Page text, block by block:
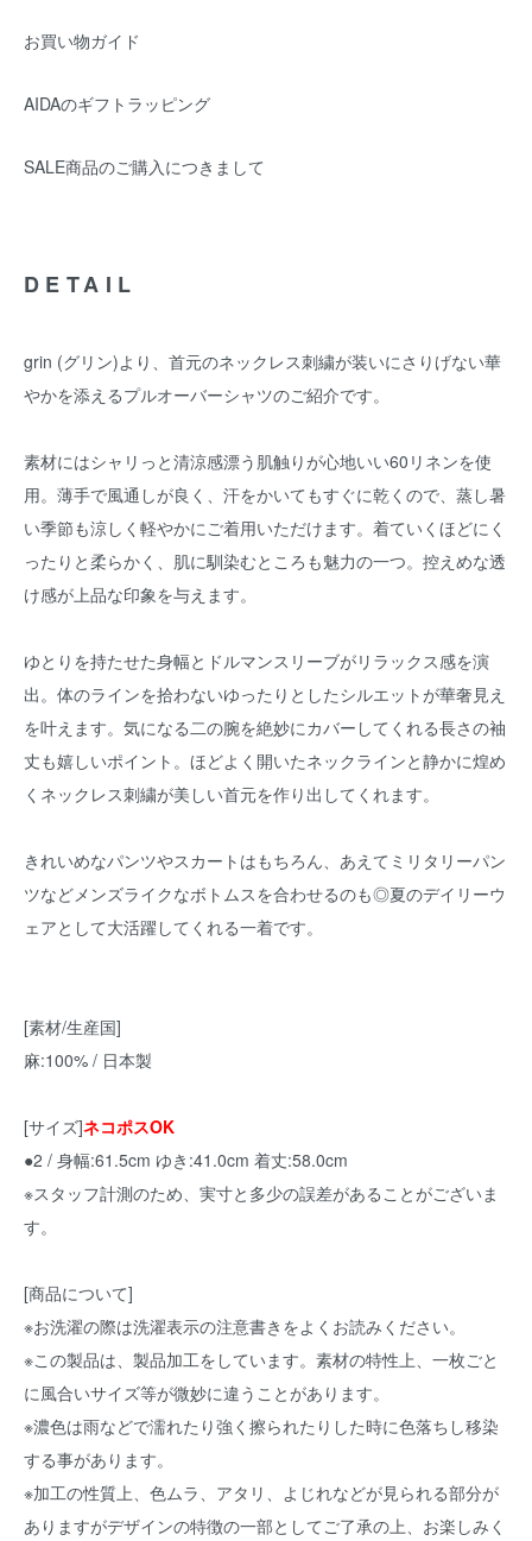
お買い物ガイド
AIDAのギフトラッピング
SALE商品のご購入につきまして
DETAIL
grin (グリン)より、首元のネックレス刺繍が装いにさりげない華
やかを添えるプルオーバーシャツのご紹介です。
素材にはシャリっと清涼感漂う肌触りが心地いい60リネンを使
用。薄手で風通しが良く、汗をかいてもすぐに乾くので、蒸し暑
い季節も涼しく軽やかにご着用いただけます。着ていくほどにく
ったりと柔らかく、肌に馴染むところも魅力の一つ。控えめな透
け感が上品な印象を与えます。
ゆとりを持たせた身幅とドルマンスリーブがリラックス感を演
出。体のラインを拾わないゆったりとしたシルエットが華奢見え
を叶えます。気になる二の腕を絶妙にカバーしてくれる長さの袖
丈も嬉しいポイント。ほどよく開いたネックラインと静かに煌め
くネックレス刺繍が美しい首元を作り出してくれます。
きれいめなパンツやスカートはもちろん、あえてミリタリーパン
ツなどメンズライクなボトムスを合わせるのも◎夏のデイリーウ
ェアとして大活躍してくれる一着です。
[素材/生産国]
麻:100% / 日本製
[サイズ]ネコポスOK
●2 / 身幅:61.5cm ゆき:41.0cm 着丈:58.0cm
※スタッフ計測のため、実寸と多少の誤差があることがございま
す。
[商品について]
※お洗濯の際は洗濯表示の注意書きをよくお読みください。
※この製品は、製品加工をしています。素材の特性上、一枚ごと
に風合いサイズ等が微妙に違うことがあります。
※濃色は雨などで濡れたり強く擦られたりした時に色落ちし移染
する事があります。
※加工の性質上、色ムラ、アタリ、よじれなどが見られる部分が
ありますがデザインの特徴の一部としてご了承の上、お楽しみく